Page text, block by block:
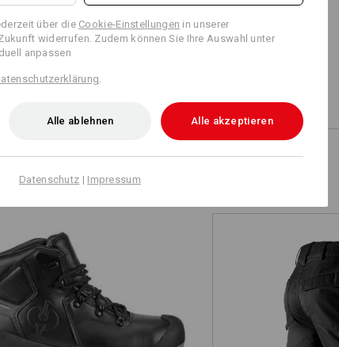
Alle Details vergleichen
S3 Dachdecker-/
Schwarzdeckenbauschuh
e.s.Bayreuth
über die Cookie-Einstellungen in unserer
widerrufen. Zudem können Sie Ihre Auswahl unter
anpassen
Alle ablehnen Alle akzeptieren
Datenschutz | Impressum